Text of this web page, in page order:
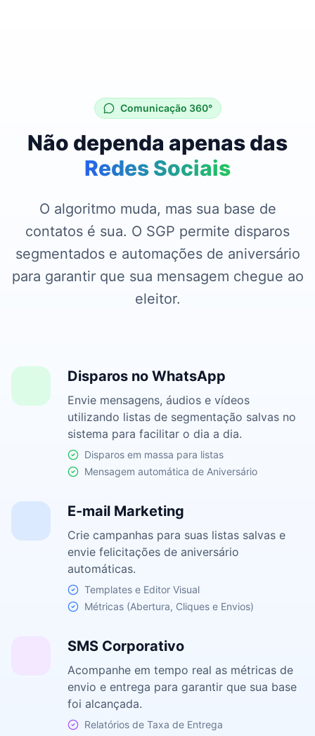
Comunicação 360°
Não dependa apenas das
Redes Sociais
O algoritmo muda, mas sua base de
contatos é sua. O SGP permite disparos
segmentados e automações de aniversário
para garantir que sua mensagem chegue ao
eleitor.
Disparos no WhatsApp
Envie mensagens, áudios e vídeos
utilizando listas de segmentação salvas no
sistema para facilitar o dia a dia.
Disparos em massa para listas
Mensagem automática de Aniversário
E-mail Marketing
Crie campanhas para suas listas salvas e
envie felicitações de aniversário
automáticas.
Templates e Editor Visual
Métricas (Abertura, Cliques e Envios)
SMS Corporativo
Acompanhe em tempo real as métricas de
envio e entrega para garantir que sua base
foi alcançada.
Relatórios de Taxa de Entrega